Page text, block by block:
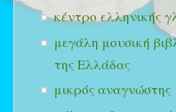
κέντρο ελληνικής
μεγάλη μουσική
της Ελλάδας
μικρός αναγνώστης